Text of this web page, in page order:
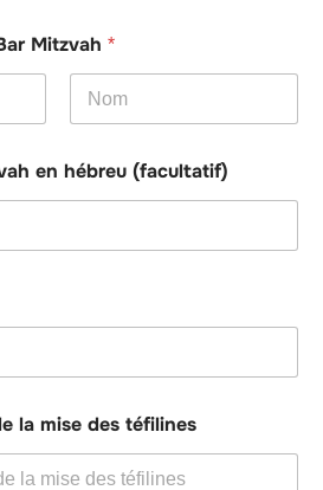
Mitzvah *
en hébreu (facultatif)
la mise des téfilines